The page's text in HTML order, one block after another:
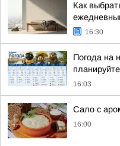
Как
16:30
Погода на
16:03
Сало с
16:00